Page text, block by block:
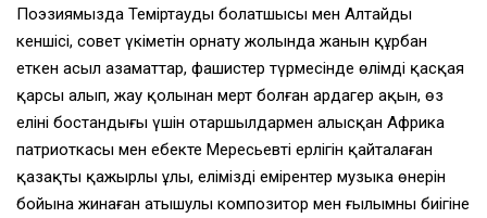
Поэзиямызда Теміртаудың болатшысы мен Алтайдың
кеншісі, совет үкіметін орнату жолында жанын құрбан
еткен асыл азаматтар, фашистер түрмесінде өлімді қасқая
қарсы алып, жау қолынан мерт болған ардагер ақын, өз
елінің бостандығы үшін отаршылдармен алысқан Африка
патриоткасы мен еңбекте Мересьевтің ерлігін қайталаған
қазақтың қажырлы ұлы, еліміздің емірентер музыка өнерін
бойына жинаған атышулы композитор мен ғылымның биігіне